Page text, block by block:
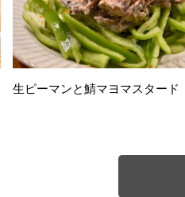
生ピーマンと鯖マヨマスタード